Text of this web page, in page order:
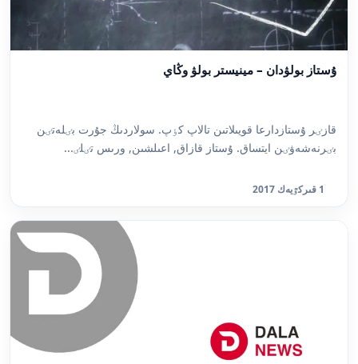
ۇستاز بولۋدان – مينيستر بولۋ وڭاي
قازٸر ۇستازدارعا قويىلاتىن تالاپ كٶپ. سولاردىڭ جۇرت بٸلەتٸن
بٸرنەشەۋٸن ايتساق. ۇستاز قازاق, اعىلشىن, ورىس تٸلٸ...
1 قىركٷيەك 2017